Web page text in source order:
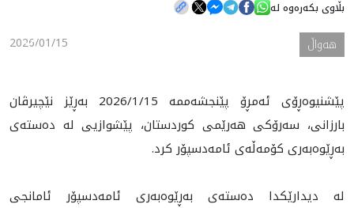
هه‌واڵ
گەلەری
بڵاوی بکەرەوە لە
2026/01/15 هه‌واڵ
پێشنيوه‌ڕۆى ئه‌مڕۆ پێنجشه‌ممه‌ 2026/1/15 به‌ڕێز نێچيرڤان
بارزانى، سه‌رۆكى هه‌رێمى كوردستان، پێشوازیى له‌ ده‌سته‌ى
به‌ڕێوه‌به‌رى كۆمه‌ڵه‌ى ئامه‌دسپۆر كرد.
له‌ ديدارێكدا ده‌سته‌ى به‌ڕێوه‌به‌رى ئامه‌دسپۆر ئامانجى